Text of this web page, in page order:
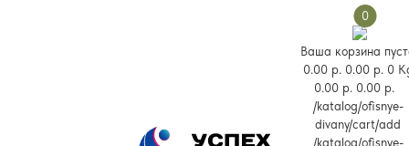
0
Ваша корзина
0.00 р. 0.00 р. 0
0.00 р. 0.00 р.
/katalog/ofisnye-
divany/cart/add
/katalog/ofisnye-